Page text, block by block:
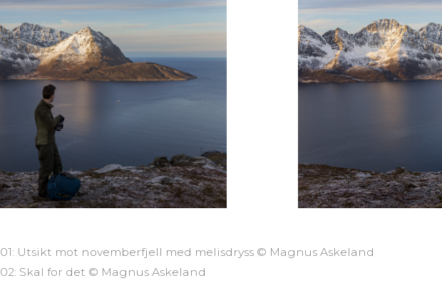
01: Utsikt mot novemberfjell med melisdryss © Magnus Askeland
02: Skal for det © Magnus Askeland